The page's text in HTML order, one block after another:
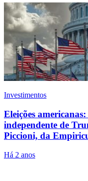
Investimentos
Eleições
independente de
Piccioni, da
Há 2 anos